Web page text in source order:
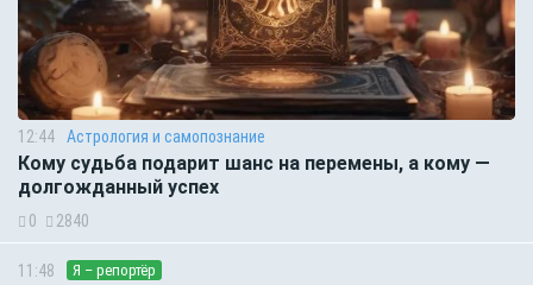
12:44 Астрология и самопознание
Кому судьба подарит шанс на перемены, а кому —
долгожданный успех
0 2840
11:48 Я – репортёр